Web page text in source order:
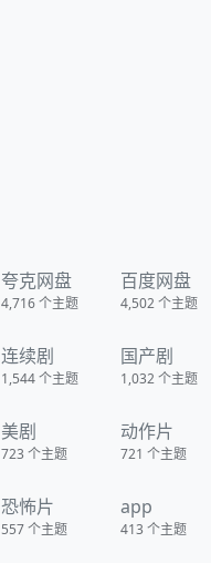
夸克网盘
4,716个主题
百度网盘
4,502个主题
连续剧
1,544个主题
国产剧
1,032个主题
美剧
723个主题
动作片
721 个主题
恐怖片
557个主题
app
413个主题